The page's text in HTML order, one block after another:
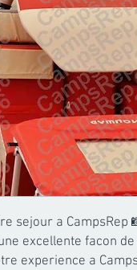
sejour a CampsRep
excellente facon
experience a